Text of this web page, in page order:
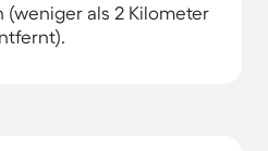
als 2 Kilometer